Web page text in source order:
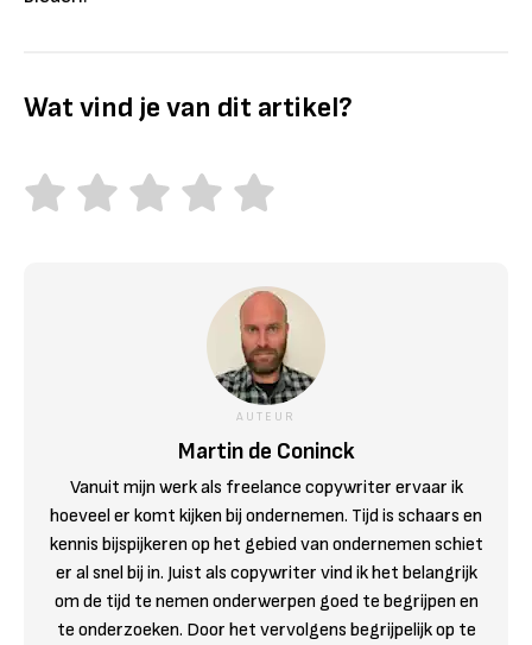
Wat vind je van dit artikel?
AUTEUR
Martin de Coninck
Vanuit mijn werk als freelance copywriter ervaar ik
hoeveel er komt kijken bij ondernemen. Tijd is schaars en
kennis bijspijkeren op het gebied van ondernemen schiet
er al snel bij in. Juist als copywriter vind ik het belangrijk
om de tijd te nemen onderwerpen goed te begrijpen en
te onderzoeken. Door het vervolgens begrijpelijk op te